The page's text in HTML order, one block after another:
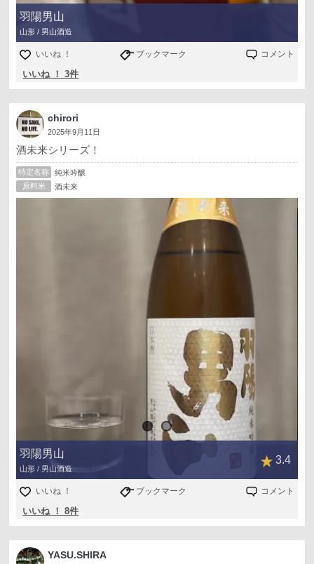
羽陽男山
山形 / 男山酒造
いいね ！ ブックマーク コメント
いいね ！ 3件
chirori
2025年9月11日
酒未来シリーズ！
特定名称
純米吟醸
原料米
酒未来
羽陽男山
山形 / 男山酒造
3.4
いいね ！ ブックマーク コメント
いいね ！ 8件
YASU.SHIRA